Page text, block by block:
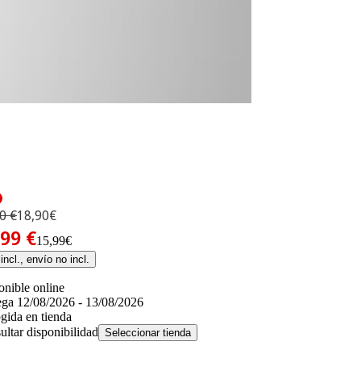
€18,90€
€15,99€
incl., envío no incl.
online
12/08/2026 - 13/08/2026
en tienda
disponibilidad
Seleccionar tienda